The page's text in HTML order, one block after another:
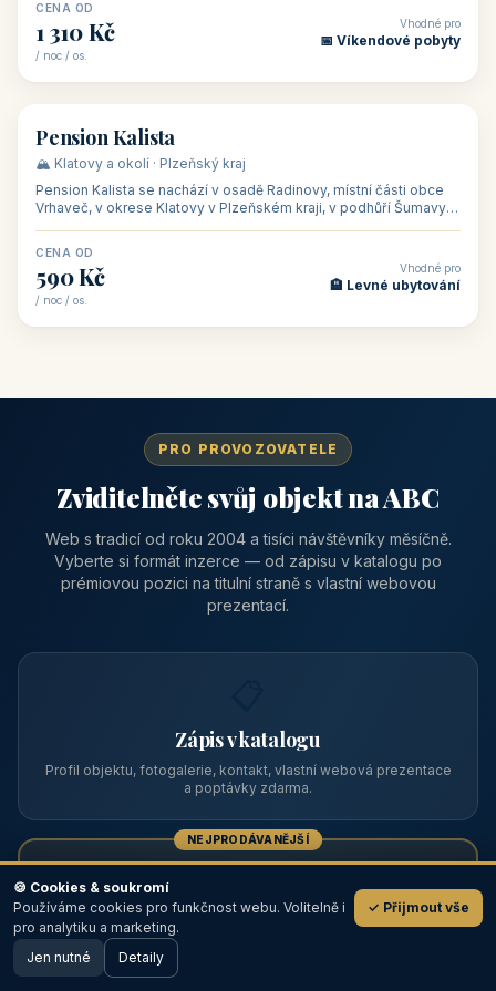
CENA OD
1 310 Kč
/ noc / os.
Vhodné pro
📅 Víkendové pobyty
🏡 penzion
Pension Kalista
🏔️ Klatovy a okolí · Plzeňský kraj
Pension Kalista se nachází v osadě Radinovy, místní části obce
Vrhaveč, v okrese Klatovy v Plzeňském kraji, v podhůří Šumavy
CENA OD
590 Kč
/ noc / os.
Vhodné pro
🏨 Levné ubytování
PRO PROVOZOVATELE
Zviditelněte svůj objekt na ABC
Web s tradicí od roku 2004 a tisíci návštěvníky měsíčně.
Vyberte si formát inzerce — od zápisu v katalogu po
prémiovou pozici na titulní straně s vlastní webovou
prezentací.
Zápis v katalogu
Profil objektu, fotogalerie, kontakt, vlastní webová prezentace
a poptávky zdarma.
NEJPRODÁVANĚJŠÍ
Prémiový partner
TOP pozice na titulce, přednost ve výpisech, zlatý odznak a
💬
🖥️ Desktop verze
🍪 Cookies & soukromí
Používáme cookies pro funkčnost webu. Volitelně i
pro analytiku a marketing.
✓ Přijmout vše
Jen nutné Detaily